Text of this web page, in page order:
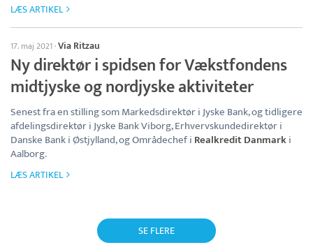
LÆS ARTIKEL
17. maj 2021·Via Ritzau
Ny direktør i spidsen for Vækstfondens
midtjyske og nordjyske aktiviteter
Senest fra en stilling som Markedsdirektør i Jyske Bank, og tidligere
afdelingsdirektør i Jyske Bank Viborg, Erhvervskundedirektør i
Danske Bank i Østjylland, og Områdechef i Realkredit Danmarki
Aalborg.
LÆS ARTIKEL
SE FLERE